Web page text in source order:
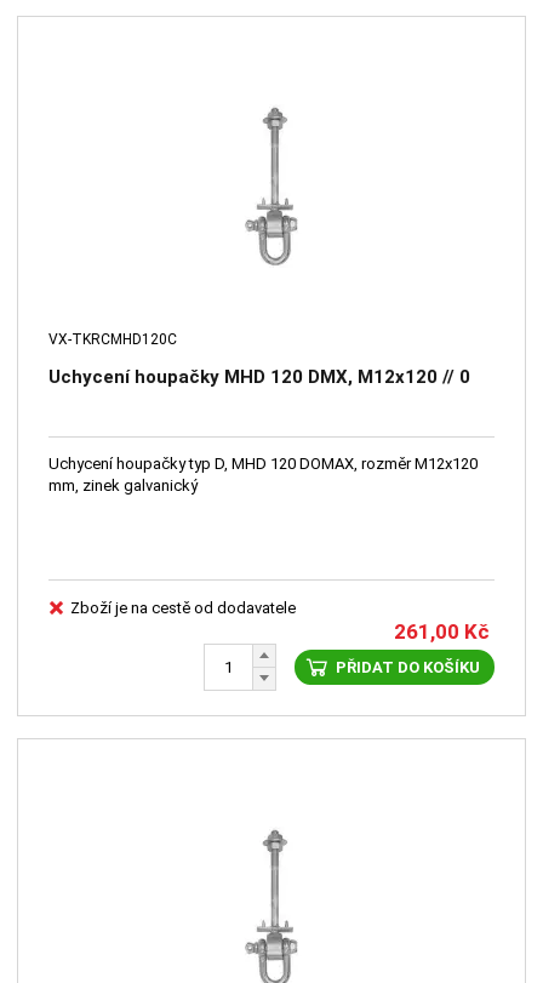
VX-TKRCMHD120C
Uchycení houpačky MHD 120 DMX, M12x120 // 0
Uchycení houpačky typ D, MHD 120 DOMAX, rozměr M12x120
mm, zinek galvanický
Zboží je na cestě od dodavatele
261,00 Kč
PŘIDAT DO KOŠÍKU